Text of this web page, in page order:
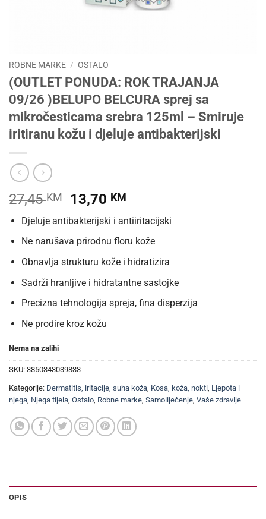
ROBNE MARKE / OSTALO
(OUTLET PONUDA: ROK TRAJANJA
09/26 )BELUPO BELCURA sprej sa
mikročesticama srebra 125ml – Smiruje
iritiranu kožu i djeluje antibakterijski
27,45KM
Izvorna
cijena
bila
je:
27,45 KM.
13,70 KM
cijena
je:
13,70 KM.
Djeluje antibakterijski i antiiritacijski
Ne narušava prirodnu floru kože
Obnavlja strukturu kože i hidratizira
Sadrži hranljive i hidratantne sastojke
Precizna tehnologija spreja, fina disperzija
Ne prodire kroz kožu
Nema na zalihi
SKU: 3850343039833
Kategorije: Dermatitis, iritacije, suha koža, Kosa, koža, nokti, Ljepota i
njega, Njega tijela, Ostalo, Robne marke, Samoliječenje, Vaše zdravlje
OPIS